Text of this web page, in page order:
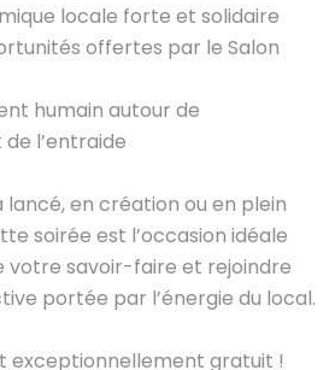
locale forte et solidaire
offertes par le Salon
humain autour de
l’entraide
lancé, en création ou en plein
soirée est l’occasion idéale
votre savoir-faire et rejoindre
portée par l’énergie du local.
exceptionnellement gratuit !